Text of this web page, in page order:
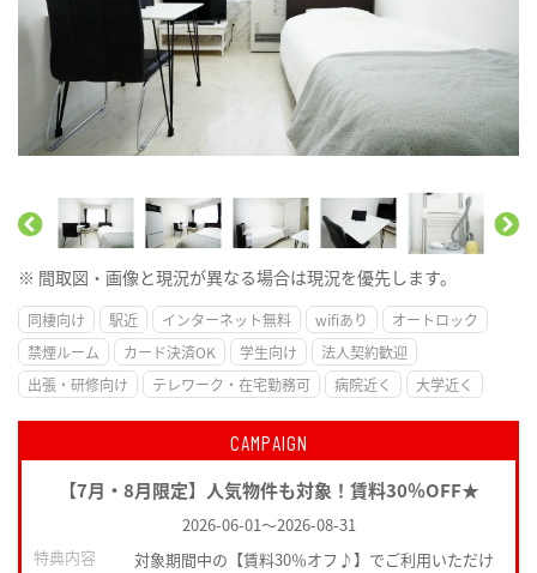
※ 間取図・画像と現況が異なる場合は現況を優先します。
同棲向け 駅近 インターネット無料 wifiあり
オートロック
禁煙ルーム
カード決済OK 学生向け
法人契約歓迎
出張・研修向け
テレワーク・在宅勤務可 病院近く 大学近く
CAMPAIGN
【7月・8月限定】人気物件も対象！賃料30％OFF★
2026-06-01～2026-08-31
特典内容
対象期間中の【賃料30％オフ♪】でご利用いただけ